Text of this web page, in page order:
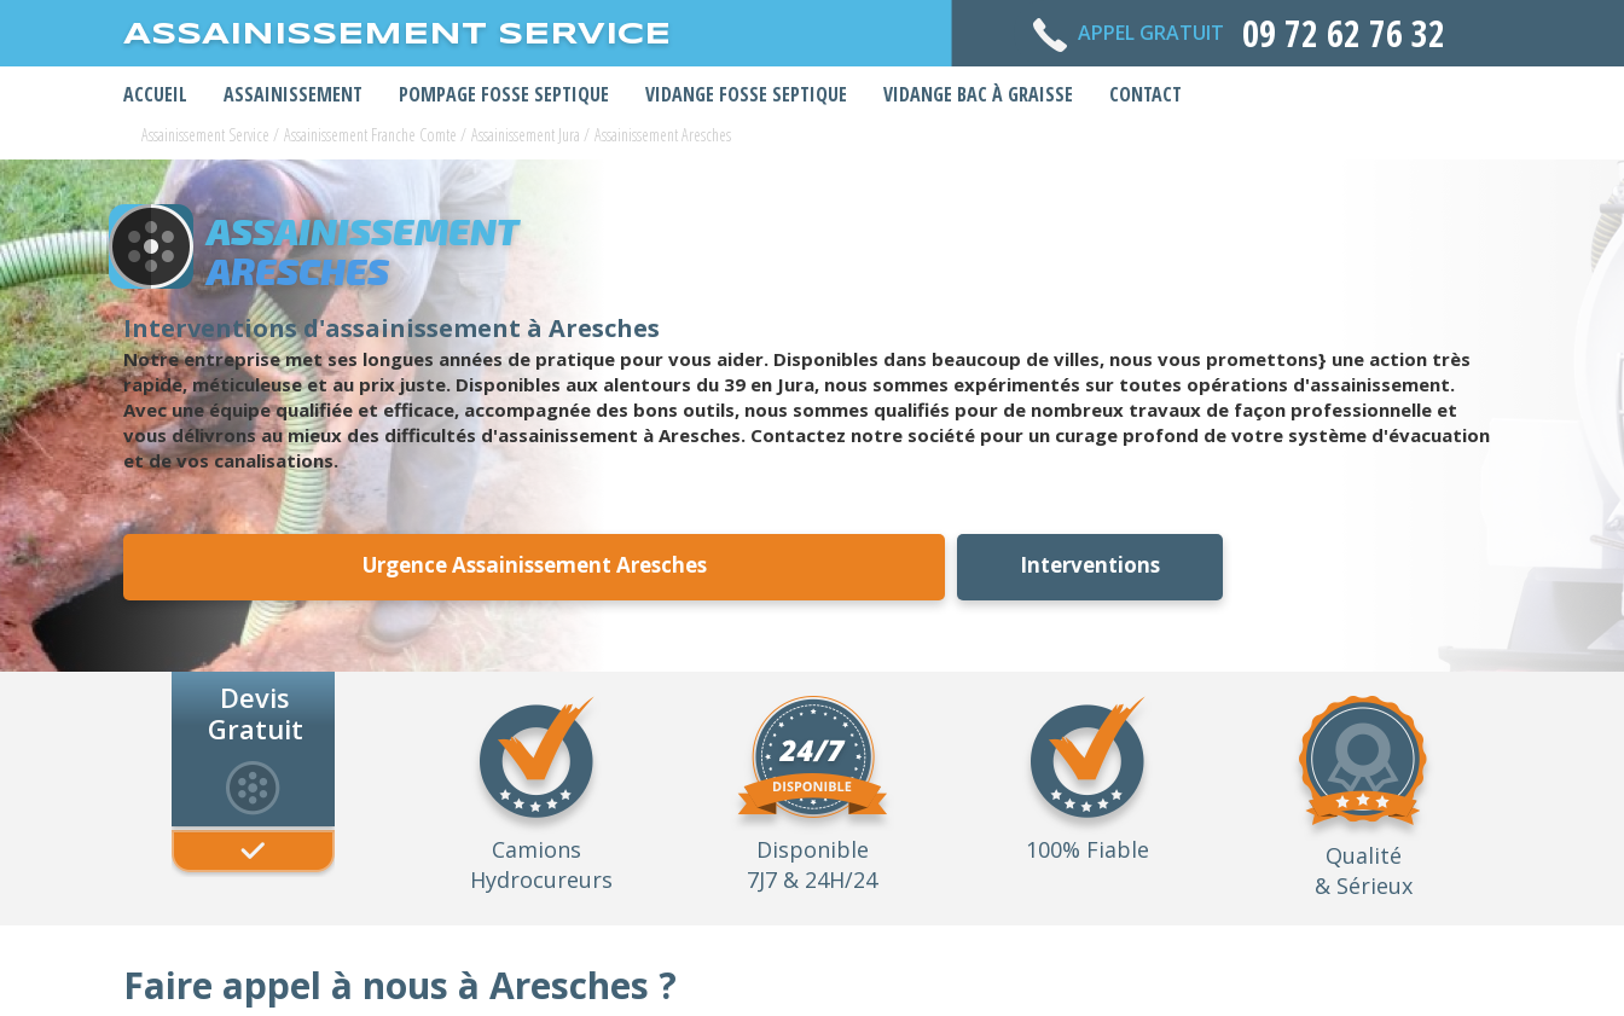
ASSAINISSEMENT SERVICE APPEL GRATUIT 09 72 62 76 32
ACCUEIL ASSAINISSEMENT POMPAGE FOSSE SEPTIQUE VIDANGE FOSSE SEPTIQUE VIDANGE BAC À GRAISSE CONTACT
Assainissement Service / Assainissement Franche Comte / Assainissement Jura / Assainissement Aresches
ASSAINISSEMENT
ARESCHES
Interventions d'assainissement à Aresches
Notre entreprise met ses longues années de pratique pour vous aider. Disponibles dans beaucoup de villes, nous vous promettons} une action très
rapide, méticuleuse et au prix juste. Disponibles aux alentours du 39 en Jura, nous sommes expérimentés sur toutes opérations d'assainissement.
Avec une équipe qualifiée et efficace, accompagnée des bons outils, nous sommes qualifiés pour de nombreux travaux de façon professionnelle et
vous délivrons au mieux des difficultés d'assainissement à Aresches. Contactez notre société pour un curage profond de votre système d'évacuation
et de vos canalisations.
Urgence Assainissement Aresches Interventions
Devis
Gratuit
Camions
Hydrocureurs
Disponible
7J7 & 24H/24
100% Fiable
Qualité
& Sérieux
Faire appel à nous à Aresches ?